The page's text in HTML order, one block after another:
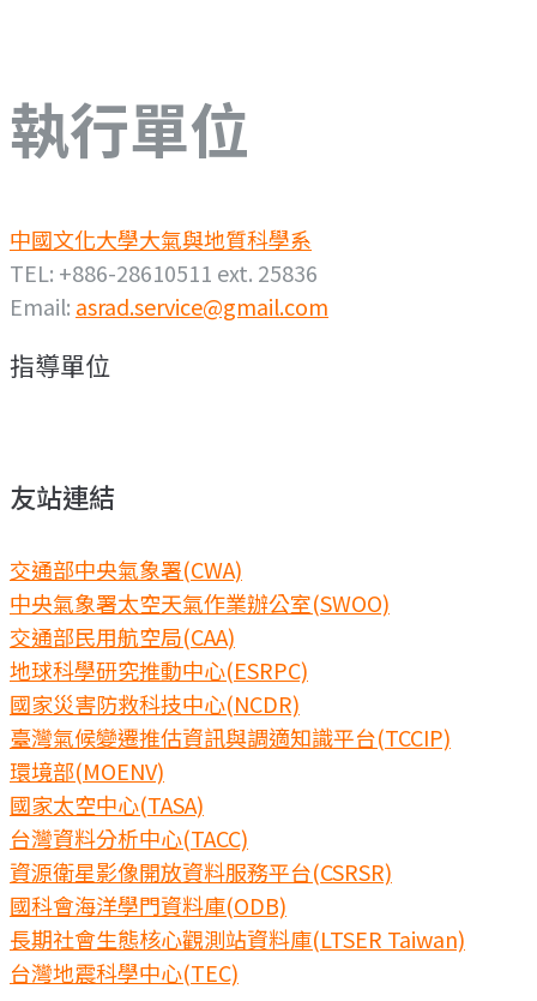
執行單位
中國文化大學大氣與地質科學系
TEL: +886-28610511 ext. 25836
Email: asrad.service@gmail.com
指導單位
友站連結
交通部中央氣象署(CWA)
中央氣象署太空天氣作業辦公室(SWOO)
交通部民用航空局(CAA)
地球科學研究推動中心(ESRPC)
國家災害防救科技中心(NCDR)
臺灣氣候變遷推估資訊與調適知識平台(TCCIP)
環境部(MOENV)
國家太空中心(TASA)
台灣資料分析中心(TACC)
資源衛星影像開放資料服務平台(CSRSR)
國科會海洋學門資料庫(ODB)
長期社會生態核心觀測站資料庫(LTSER Taiwan)
台灣地震科學中心(TEC)